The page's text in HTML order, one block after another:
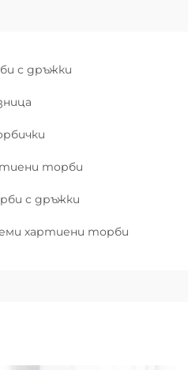
с дръжки
торби
с дръжки
хартиени торби